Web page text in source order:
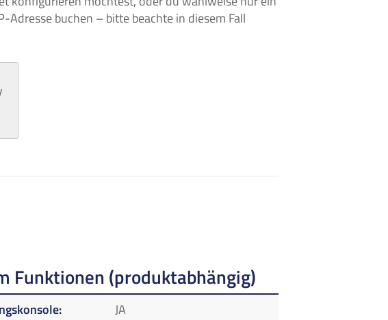
buchen – bitte beachte in diesem Fall
Funktionen (produktabhängig)
JA